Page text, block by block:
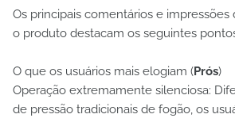
Os principais comentários e
o produto destacam os seguintes
O que os usuários mais elogiam (Prós)
Operação extremamente silenciosa:
de pressão tradicionais de fogão, os